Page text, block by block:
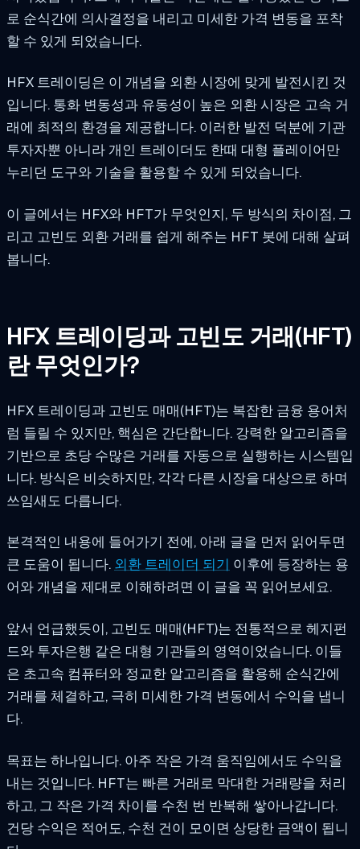
로 순식간에 의사결정을 내리고 미세한 가격 변동을 포착
할 수 있게 되었습니다.
HFX 트레이딩은 이 개념을 외환 시장에 맞게 발전시킨 것
입니다. 통화 변동성과 유동성이 높은 외환 시장은 고속 거
래에 최적의 환경을 제공합니다. 이러한 발전 덕분에 기관
투자자뿐 아니라 개인 트레이더도 한때 대형 플레이어만
누리던 도구와 기술을 활용할 수 있게 되었습니다.
이 글에서는 HFX와 HFT가 무엇인지, 두 방식의 차이점, 그
리고 고빈도 외환 거래를 쉽게 해주는 HFT 봇에 대해 살펴
봅니다.
HFX 트레이딩과 고빈도 거래(HFT)
란 무엇인가?
HFX 트레이딩과 고빈도 매매(HFT)는 복잡한 금융 용어처
럼 들릴 수 있지만, 핵심은 간단합니다. 강력한 알고리즘을
기반으로 초당 수많은 거래를 자동으로 실행하는 시스템입
니다. 방식은 비슷하지만, 각각 다른 시장을 대상으로 하며
쓰임새도 다릅니다.
본격적인 내용에 들어가기 전에, 아래 글을 먼저 읽어두면
큰 도움이 됩니다. 외환 트레이더 되기 이후에 등장하는 용
어와 개념을 제대로 이해하려면 이 글을 꼭 읽어보세요.
앞서 언급했듯이, 고빈도 매매(HFT)는 전통적으로 헤지펀
드와 투자은행 같은 대형 기관들의 영역이었습니다. 이들
은 초고속 컴퓨터와 정교한 알고리즘을 활용해 순식간에
거래를 체결하고, 극히 미세한 가격 변동에서 수익을 냅니
다.
목표는 하나입니다. 아주 작은 가격 움직임에서도 수익을
내는 것입니다. HFT는 빠른 거래로 막대한 거래량을 처리
하고, 그 작은 가격 차이를 수천 번 반복해 쌓아나갑니다.
건당 수익은 적어도, 수천 건이 모이면 상당한 금액이 됩니